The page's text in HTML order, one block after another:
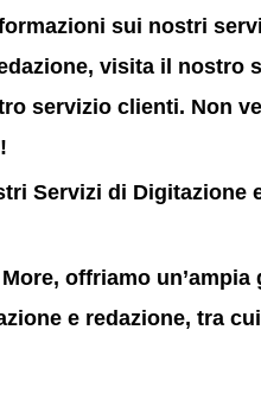
sui nostri
visita il nostro
servizio clienti. Non
Servizi di Digitazione
, offriamo un’ampia
e redazione, tra